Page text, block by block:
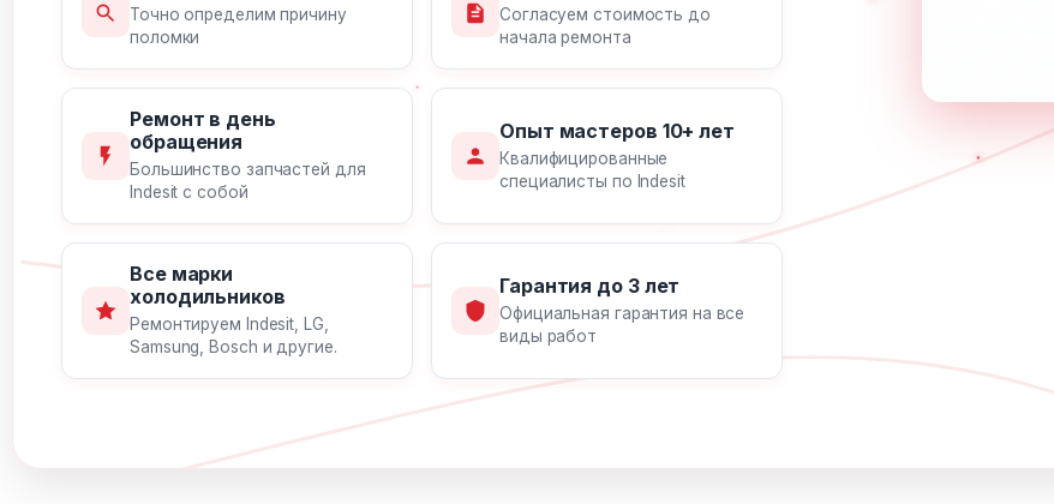
Точно определим причину
поломки
Согласуем стоимость до
начала ремонта
Ремонт в день
обращения
Большинство запчастей для
Indesit с собой
Опыт мастеров 10+ лет
Квалифицированные
специалисты по Indesit
Все марки
холодильников
Ремонтируем Indesit, LG,
Samsung, Bosch и другие.
Гарантия до 3 лет
Официальная гарантия на все
виды работ